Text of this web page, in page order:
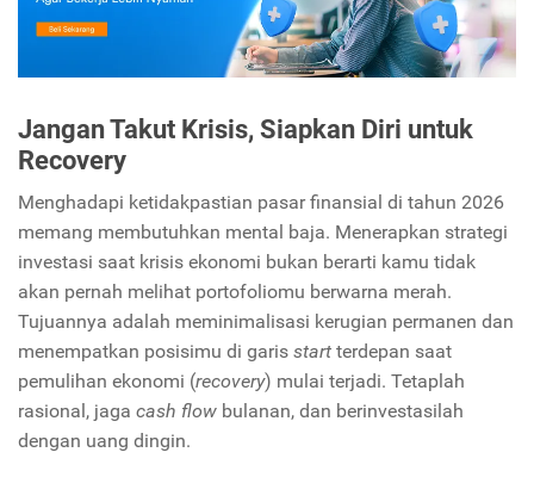
Jangan Takut Krisis, Siapkan Diri untuk
Recovery
Menghadapi ketidakpastian pasar finansial di tahun 2026
memang membutuhkan mental baja. Menerapkan strategi
investasi saat krisis ekonomi bukan berarti kamu tidak
akan pernah melihat portofoliomu berwarna merah.
Tujuannya adalah meminimalisasi kerugian permanen dan
menempatkan posisimu di garis start terdepan saat
pemulihan ekonomi (recovery) mulai terjadi. Tetaplah
rasional, jaga cash flow bulanan, dan berinvestasilah
dengan uang dingin.